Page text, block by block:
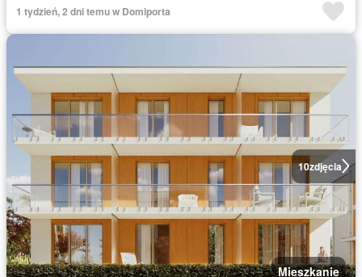
1 tydzień, 2 dni temu w Domiporta
10zdjęcia
Mieszkanie